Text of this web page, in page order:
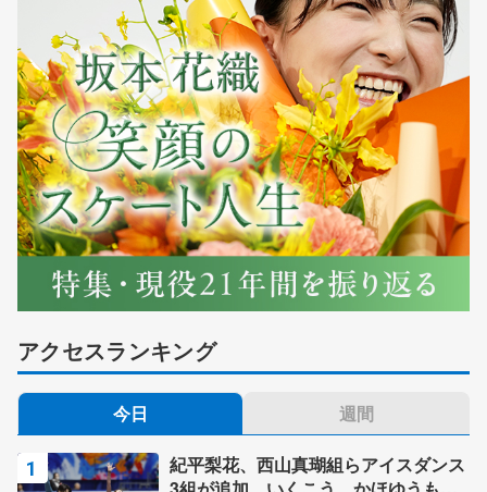
アクセスランキング
今日 週間
紀平梨花、西山真瑚組らアイスダンス